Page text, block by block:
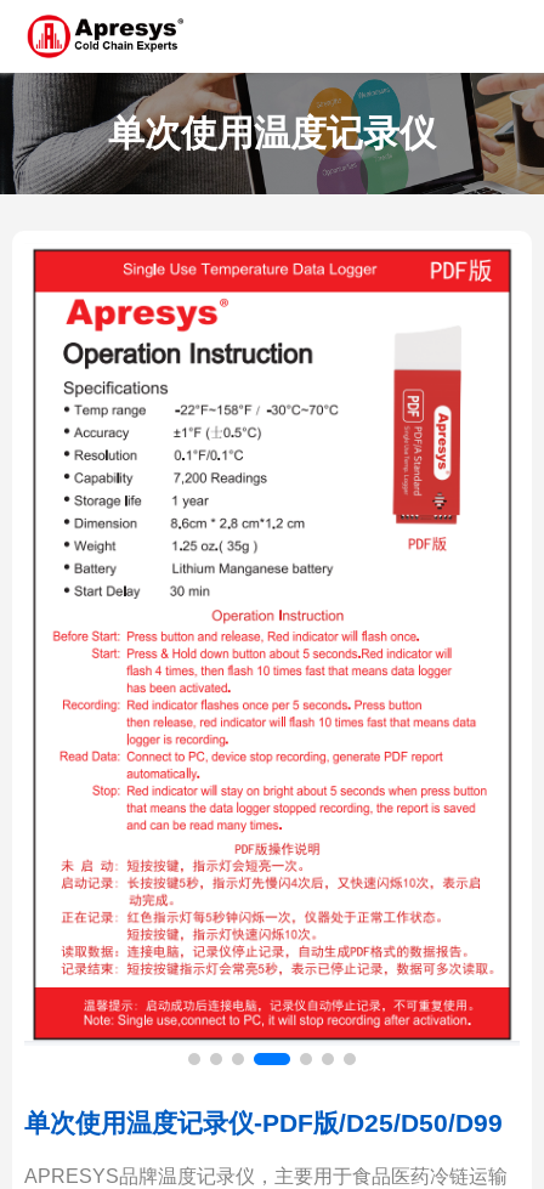
单次使用温度记录仪
单次使用温度记录仪-PDF版/D25/D50/D99
APRESYS品牌温度记录仪，主要用于食品医药冷链运输